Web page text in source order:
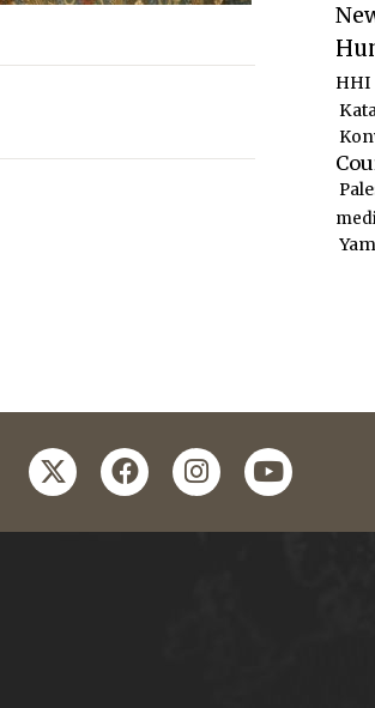
HHI
twitterfacebookinstagram
youtube